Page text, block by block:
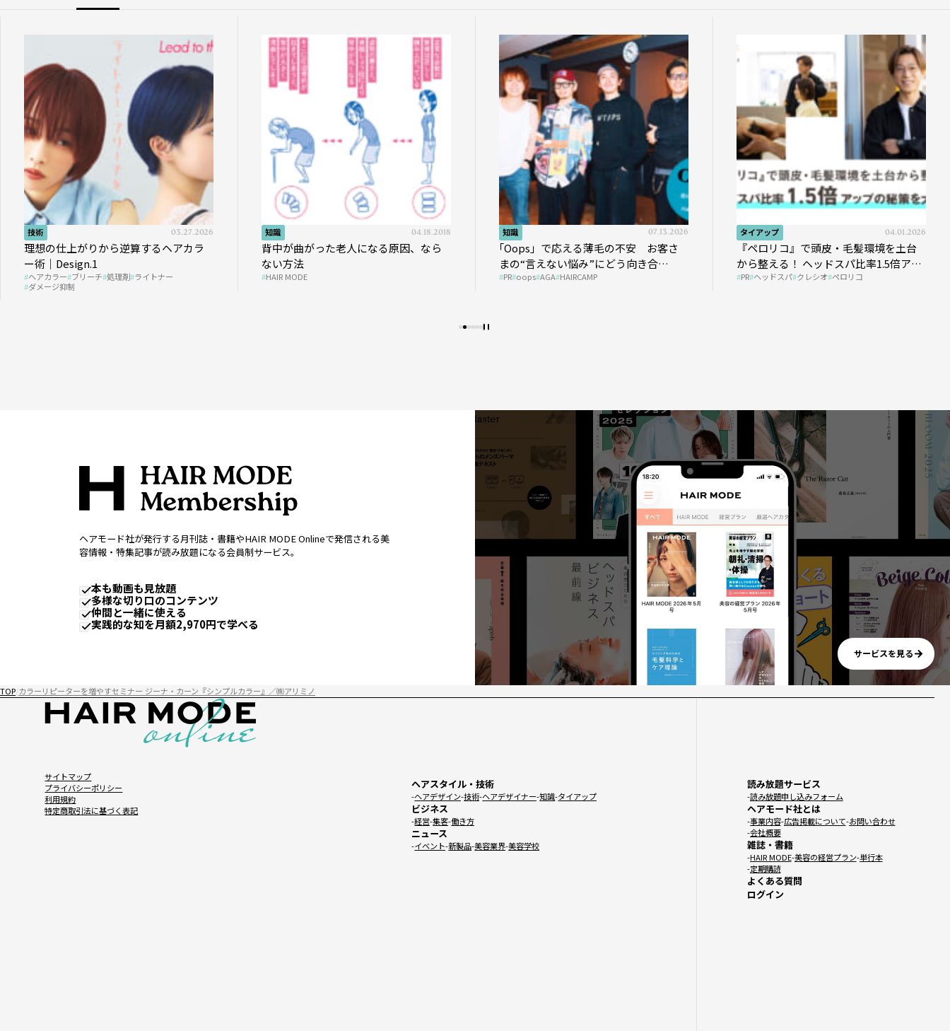
技術 03.27.2026
理想の仕上がりから逆算するヘアカラ
ー術｜Design.1
ヘアカラー ブリーチ 処理剤 ライトナー
ダメージ抑制
知識 04.18.2018
背中が曲がった老人になる原因、なら
ない方法
HAIR MODE
知識 07.13.2026
｢Oops」で応える薄毛の不安 お客さ
まの“言えない悩み”にどう向き合
う？ ＃01
PR oops AGA HAIRCAMP
タイアップ 04.01.2026
『ペロリコ』で頭皮・毛髪環境を土台
から整える！ ヘッドスパ比率1.5倍アッ
プの秘策を大公開
PR ヘッドスパ クレシオ ペロリコ
ヘアモード社が発行する月刊誌・書籍やHAIR MODE Onlineで発信される美
容情報・特集記事が読み放題になる会員制サービス。
本も動画も見放題
多様な切り口のコンテンツ
仲間と一緒に使える
実践的な知を月額2,970円で学べる
サービスを見る
TOP カラーリピーターを増やすセミナー ジーナ・カーン『シンプルカラー』／㈱アリミノ
サイトマップ
プライバシーポリシー
利用規約
特定商取引法に基づく表記
ヘアスタイル・技術
ヘアデザイン 技術 ヘアデザイナー 知識 タイアップ
ビジネス
経営 集客 働き方
ニュース
イベント 新製品 美容業界 美容学校
読み放題サービス
読み放題申し込みフォーム
ヘアモード社とは
事業内容 広告掲載について お問い合わせ
会社概要
雑誌・書籍
HAIR MODE 美容の経営プラン 単行本
定期購読
よくある質問
ログイン